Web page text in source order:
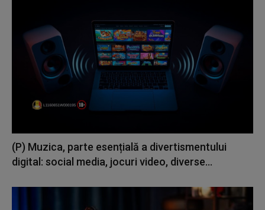
(P) Muzica, parte esențială a divertismentului
digital: social media, jocuri video, diverse...